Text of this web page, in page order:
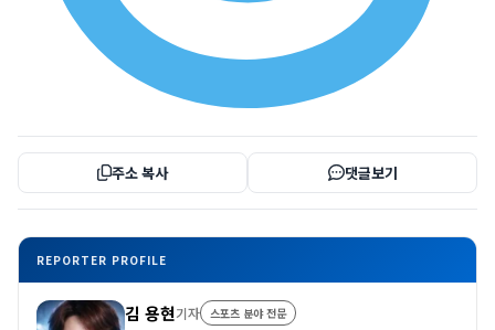
주소 복사 댓글보기
REPORTER PROFILE
김 용현기자 스포츠 분야 전문